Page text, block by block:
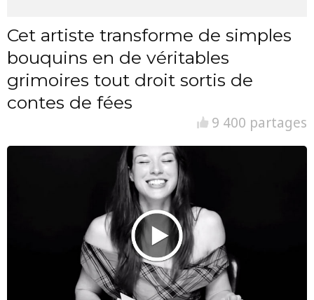
Cet artiste transforme de simples
bouquins en de véritables
grimoires tout droit sortis de
contes de fées
9 400 partages